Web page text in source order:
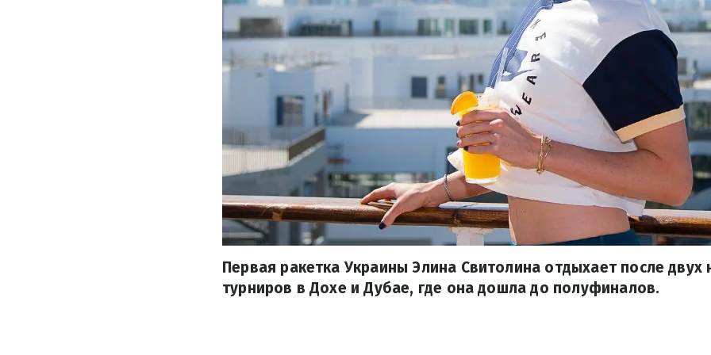
Первая ракетка Украины Элина Свитолина отдыхает после
турниров в Дохе и Дубае, где она дошла до полуфиналов.